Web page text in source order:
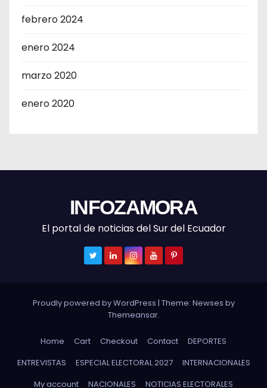
febrero 2024
enero 2024
marzo 2020
enero 2020
INFOZAMORA
El portal de noticias del Sur del Ecuador
Proudly powered by WordPress | Theme: Newses by
Themeansar.
Home Cart Checkout Contact
DEPORTES
ENTREVISTAS
ESPECIAL ELECTORAL 2027
INTERNACIONALES
My account
NACIONALES NOTICIAS ELECTORALES